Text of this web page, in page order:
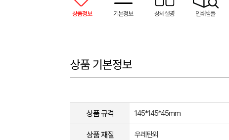
상품정보 기본정보 상세설명 인쇄샘플
상품 기본정보
상품 규격 145*145*45mm
상품 재질 우레탄외